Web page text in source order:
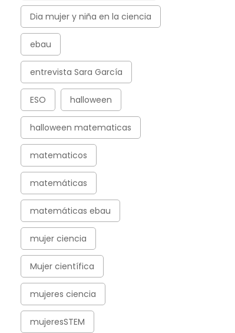
Dia mujer y niña en la ciencia
ebau
entrevista Sara García
ESO halloween
halloween matematicas
matematicos
matemáticas
matemáticas ebau
mujer ciencia
Mujer científica
mujeres ciencia
mujeresSTEM